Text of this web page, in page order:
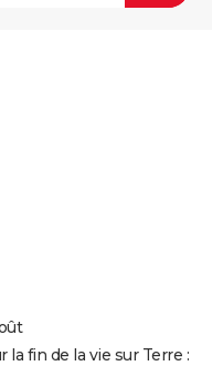
la fin de la vie sur Terre :